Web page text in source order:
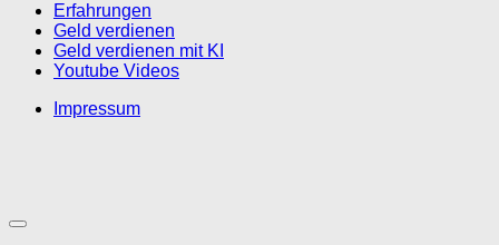
Erfahrungen
Geld verdienen
Geld verdienen mit KI
Youtube Videos
Impressum